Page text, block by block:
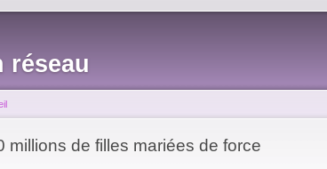
réseau
millions de filles mariées de force